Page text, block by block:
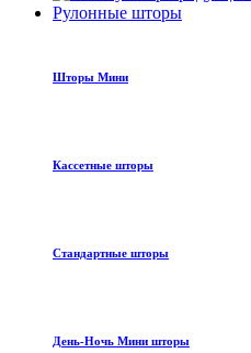
Рулонные шторы
Шторы Мини
Кассетные шторы
Стандартные шторы
День-Ночь Мини шторы